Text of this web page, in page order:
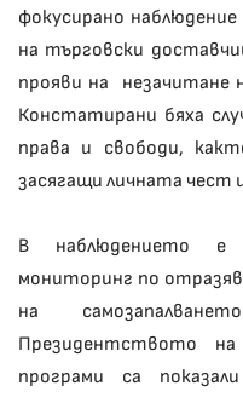
фокусирано
на търговски
прояви на незачитане
Констатирани бяха
права и свободи,
засягащи личната
В наблюдението е
мониторинг по
на
Президентството
програми са